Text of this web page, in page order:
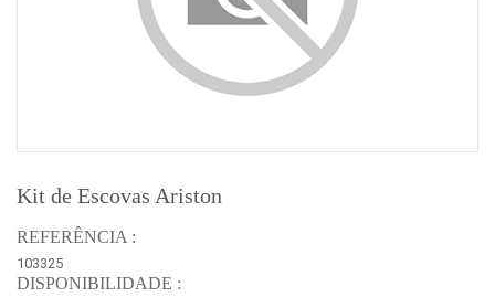
Kit de Escovas Ariston
REFERÊNCIA :
103325
DISPONIBILIDADE :